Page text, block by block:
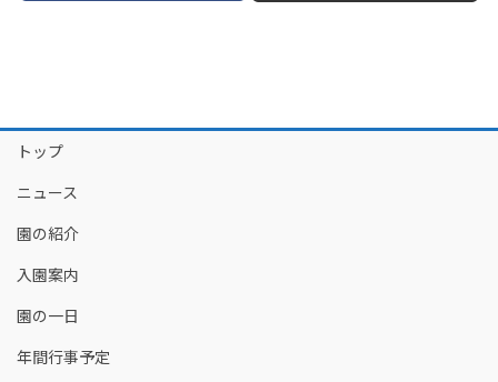
トップ
ニュース
園の紹介
入園案内
園の一日
年間行事予定